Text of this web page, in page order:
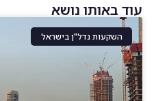
עוד באותו נושא
השקעות נדל"ן בישראל